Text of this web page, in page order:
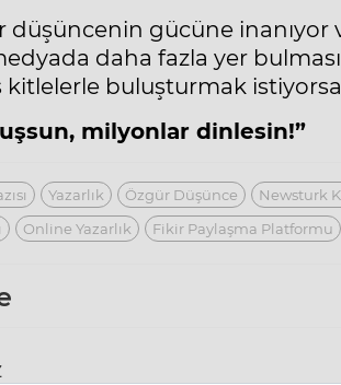
düşüncenin gücüne inanıyor
daha fazla yer
buluşturmak
milyonlar dinlesin!”
Yazarlık Özgür Düşünce Newsturk
Online Yazarlık Fikir Paylaşma Platformu